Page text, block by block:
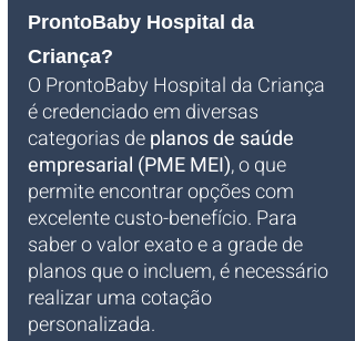
ProntoBaby Hospital da
Criança?
O ProntoBaby Hospital da Criança
é credenciado em diversas
categorias de planos de saúde
empresarial (PME MEI), o que
permite encontrar opções com
excelente custo-benefício. Para
saber o valor exato e a grade de
planos que o incluem, é necessário
realizar uma cotação
personalizada.